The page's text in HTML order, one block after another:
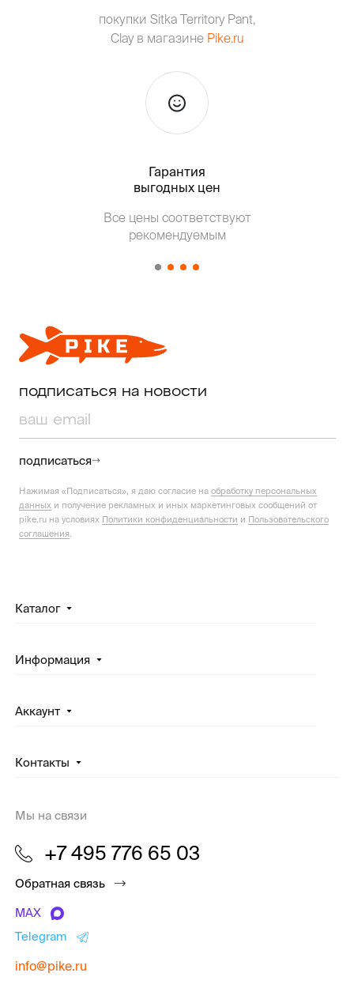
покупки Sitka Territory Pant,
Clay в магазине Pike.ru
Гарантия
выгодных цен
Все цены соответствуют
рекомендуемым
подписаться на новости
подписаться
Нажимая «Подписаться», я даю согласие на обработку персональных
данных и получение рекламных и иных маркетинговых сообщений от
pike.ru на условиях Политики конфиденциальности и Пользовательского
соглашения
Каталог
Информация
Аккаунт
Контакты
Мы на связи
+7 495 776 65 03
Обратная связь
MAX
Telegram
info@pike.ru